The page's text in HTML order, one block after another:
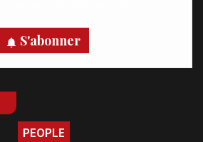
S'abonner
PEOPLE